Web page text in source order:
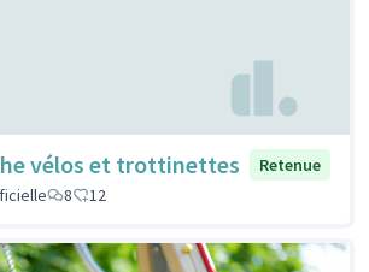
vélos et trottinettes
Retenue
8 12